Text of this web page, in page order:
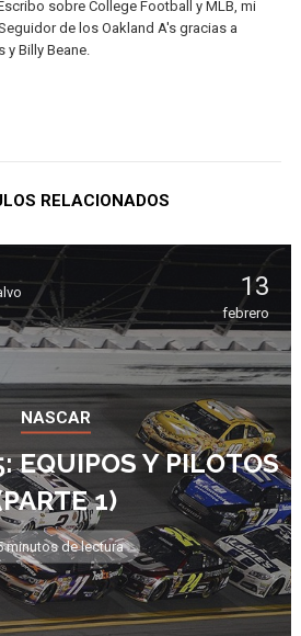
sobre College Football y MLB, mi
de los Oakland A's gracias a
y Billy Beane.
RELACIONADOS
13
febrero
NASCAR
EQUIPOS Y PILOTOS
1)
minutos de lectura